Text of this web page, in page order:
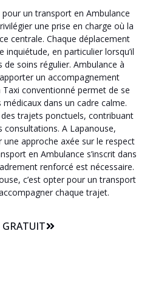
pour un transport en Ambulance
une prise en charge où la
centrale. Chaque déplacement
en particulier lorsqu’il
de soins régulier. Ambulance à
un accompagnement
conventionné permet de se
dans un cadre calme.
trajets ponctuels, contribuant
consultations. A Lapanouse,
approche axée sur le respect
en Ambulance s’inscrit dans
renforcé est nécessaire.
c’est opter pour un transport
chaque trajet.
GRATUIT